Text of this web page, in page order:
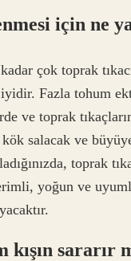
için ne
çok toprak
Fazla tohum
ve toprak
salacak ve
toprak
yoğun ve
kışın sararır